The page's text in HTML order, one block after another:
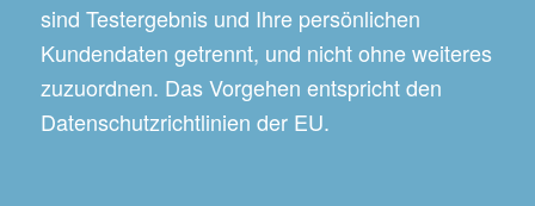
sind Testergebnis und Ihre persönlichen
Kundendaten getrennt, und nicht ohne weiteres
zuzuordnen. Das Vorgehen entspricht den
Datenschutzrichtlinien der EU.